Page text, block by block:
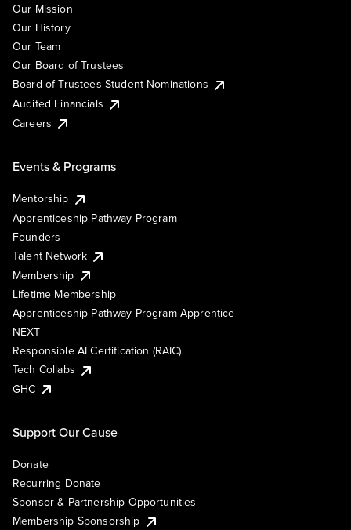
Our Mission
Our History
Our Team
Our Board of Trustees
Board of Trustees Student Nominations
Audited Financials
Careers
Events & Programs
Mentorship
Apprenticeship Pathway Program
Founders
Talent Network
Membership
Lifetime Membership
Apprenticeship Pathway Program Apprentice
NEXT
Responsible AI Certification (RAIC)
Tech Collabs
GHC
Support Our Cause
Donate
Recurring Donate
Sponsor & Partnership Opportunities
Membership Sponsorship